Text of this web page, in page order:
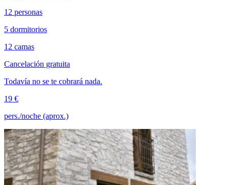
12 personas
5 dormitorios
12 camas
Cancelación gratuita
Todavía no se te cobrará nada.
19 €
pers./noche (aprox.)